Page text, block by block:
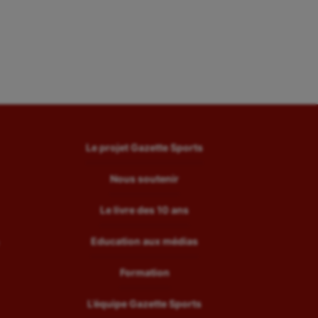
Le projet Gazette Sports
Nous soutenir
Le livre des 10 ans
Education aux médias
Formation
L’équipe Gazette Sports